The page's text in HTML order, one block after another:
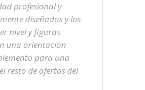
profesional y
diseñados y los
nivel y figuras
una orientación
para una
resto de ofertas del